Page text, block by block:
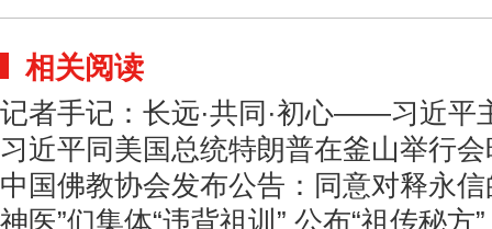
相关阅读
记者手记：长远·共同·初心——习近平
习近平同美国总统特朗普在釜山举行会
中国佛教协会发布公告：同意对释永
神医”们集体“违背祖训” 公布“祖传秘方